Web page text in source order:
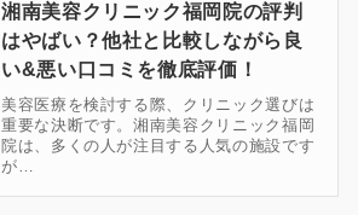
湘南美容クリニック福岡院の評判
はやばい？他社と比較しながら良
い&悪い口コミを徹底評価！
美容医療を検討する際、クリニック選びは
重要な決断です。湘南美容クリニック福岡
院は、多くの人が注目する人気の施設です
が…